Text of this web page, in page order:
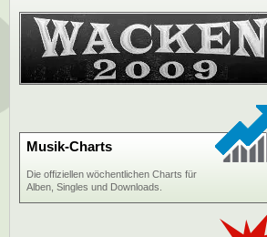
Musik-Charts
Die offiziellen wöchentlichen Charts für
Alben, Singles und Downloads.